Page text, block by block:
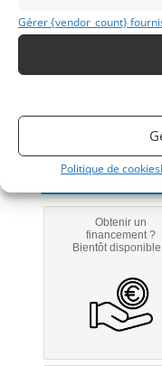
Gérer {vendor_count}
Politique de cookies
Contacter le
Signaler vendu
Obtenir un
financement ?
Bientôt